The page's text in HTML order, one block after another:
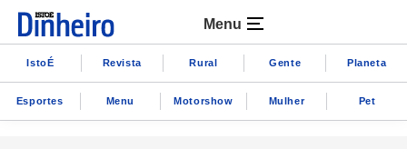
Menu
IstoÉ Revista Rural Gente Planeta
Esportes Menu Motorshow Mulher Pet